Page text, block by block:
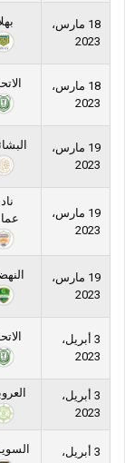
18 مارس،
2023
18 مارس،
2023
19 مارس،
2023
19 مارس،
2023
19 مارس،
2023
3 أبريل،
2023
3 أبريل،
2023
3 أبريل،